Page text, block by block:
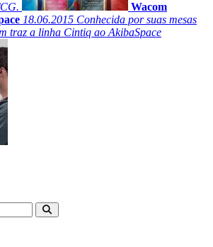
Wacom
18.06.2015 Conhecida por suas mesas
traz a linha Cintiq ao AkibaSpace